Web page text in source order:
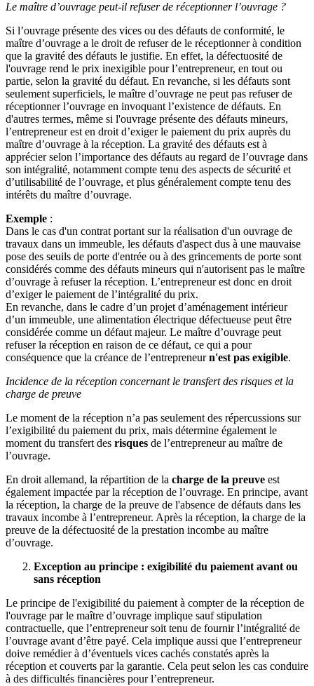
Le maître d’ouvrage peut-il refuser de réceptionner l’ouvrage ?
Si l’ouvrage présente des vices ou des défauts de conformité, le
maître d’ouvrage a le droit de refuser de le réceptionner à condition
que la gravité des défauts le justifie. En effet, la défectuosité de
l'ouvrage rend le prix inexigible pour l’entrepreneur, en tout ou
partie, selon la gravité du défaut. En revanche, si les défauts sont
seulement superficiels, le maître d’ouvrage ne peut pas refuser de
réceptionner l’ouvrage en invoquant l’existence de défauts. En
d'autres termes, même si l'ouvrage présente des défauts mineurs,
l’entrepreneur est en droit d’exiger le paiement du prix auprès du
maître d’ouvrage à la réception. La gravité des défauts est à
apprécier selon l’importance des défauts au regard de l’ouvrage dans
son intégralité, notamment compte tenu des aspects de sécurité et
d’utilisabilité de l’ouvrage, et plus généralement compte tenu des
intérêts du maître d’ouvrage.
Exemple :
Dans le cas d'un contrat portant sur la réalisation d'un ouvrage de
travaux dans un immeuble, les défauts d'aspect dus à une mauvaise
pose des seuils de porte d'entrée ou à des grincements de porte sont
considérés comme des défauts mineurs qui n'autorisent pas le maître
d’ouvrage à refuser la réception. L’entrepreneur est donc en droit
d’exiger le paiement de l’intégralité du prix.
En revanche, dans le cadre d’un projet d’aménagement intérieur
d’un immeuble, une alimentation électrique défectueuse peut être
considérée comme un défaut majeur. Le maître d’ouvrage peut
refuser la réception en raison de ce défaut, ce qui a pour
conséquence que la créance de l’entrepreneurn'est pas exigible.
Incidence de la réception concernant le transfert des risques et la
charge de preuve
Le moment de la réception n’a pas seulement des répercussions sur
l’exigibilité du paiement du prix, mais détermine également le
moment du transfert des risques de l’entrepreneur au maître de
l’ouvrage.
En droit allemand, la répartition de la charge de la preuve est
également impactée par la réception de l’ouvrage. En principe, avant
la réception, la charge de la preuve de l'absence de défauts dans les
travaux incombe à l’entrepreneur. Après la réception, la charge de la
preuve de la défectuosité de la prestation incombe au maître
d’ouvrage.
Exception au principe : exigibilité du paiement avant ou
sans réception
Le principe de l'exigibilité du paiement à compter de la réception de
l'ouvrage par le maître d’ouvrage implique sauf stipulation
contractuelle, que l’entrepreneur soit tenu de fournir l’intégralité de
l’ouvrage avant d’être payé. Cela implique aussi que l’entrepreneur
doive remédier à d’éventuels vices cachés constatés après la
réception et couverts par la garantie. Cela peut selon les cas conduire
à des difficultés financières pour l’entrepreneur.